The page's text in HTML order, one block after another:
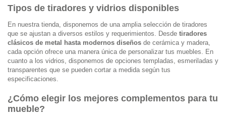
Tipos de tiradores y vidrios disponibles
En nuestra tienda, disponemos de una amplia selección de tiradores
que se ajustan a diversos estilos y requerimientos. Desde tiradores
clásicos de metal hasta modernos diseños de cerámica y madera,
cada opción ofrece una manera única de personalizar tus muebles. En
cuanto a los vidrios, disponemos de opciones templadas, esmeriladas y
transparentes que se pueden cortar a medida según tus
especificaciones.
¿Cómo elegir los mejores complementos para tu
mueble?